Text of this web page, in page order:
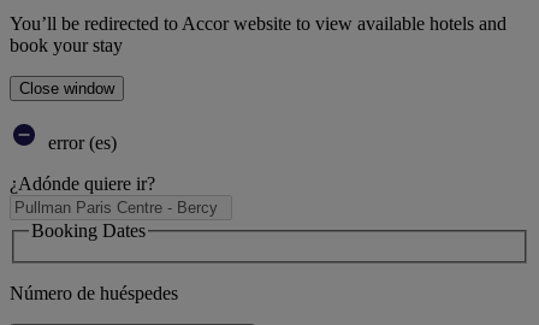
You’ll be redirected to Accor website to view available hotels and
book your stay
Close window
error (es)
¿Adónde quiere ir?
Booking Dates
Número de huéspedes